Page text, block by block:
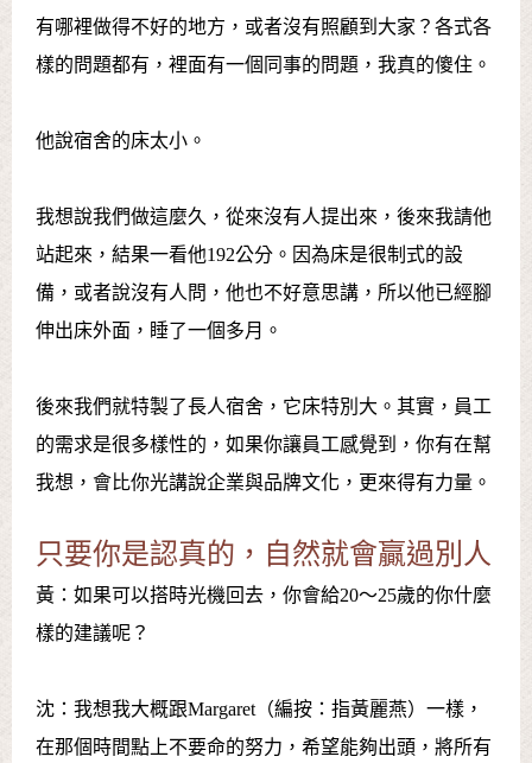
有哪裡做得不好的地方，或者沒有照顧到大家？各式各
樣的問題都有，裡面有一個同事的問題，我真的傻住。
他說宿舍的床太小。
我想說我們做這麼久，從來沒有人提出來，後來我請他
站起來，結果一看他192公分。因為床是很制式的設
備，或者說沒有人問，他也不好意思講，所以他已經腳
伸出床外面，睡了一個多月。
後來我們就特製了長人宿舍，它床特別大。其實，員工
的需求是很多樣性的，如果你讓員工感覺到，你有在幫
我想，會比你光講說企業與品牌文化，更來得有力量。
只要你是認真的，自然就會贏過別人
黃：如果可以搭時光機回去，你會給20～25歲的你什麼
樣的建議呢？
沈：我想我大概跟Margaret（編按：指黃麗燕）一樣，
在那個時間點上不要命的努力，希望能夠出頭，將所有